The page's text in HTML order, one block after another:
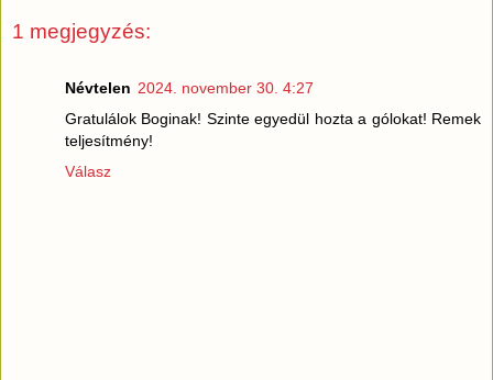
1 megjegyzés:
Névtelen 2024. november 30. 4:27
Gratulálok Boginak! Szinte egyedül hozta a gólokat! Remek
teljesítmény!
Válasz